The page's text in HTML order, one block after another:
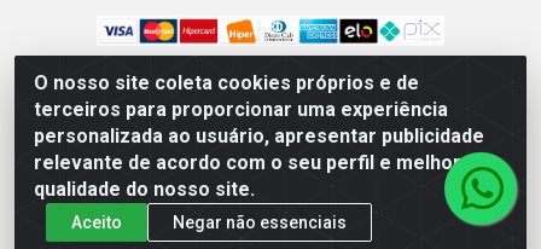
O nosso site coleta cookies próprios e de
terceiros para proporcionar uma experiência
personalizada ao usuário, apresentar publicidade
relevante de acordo com o seu perfil e melhorar a
qualidade do nosso site.
Aceito Negar não essenciais
Zero Grau - Rua Jean Emile Favre, 746 - Ipsep,
Recife/PE - CEP 51.190-450 - CNPJ 09.132.989/0001-61